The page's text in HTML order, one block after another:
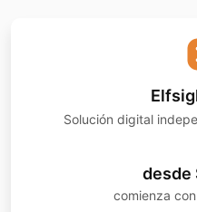
Solución digital
desde
comienza